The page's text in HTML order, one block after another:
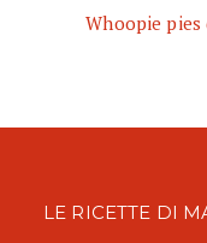
Whoopie pies
LE RICETTE DI